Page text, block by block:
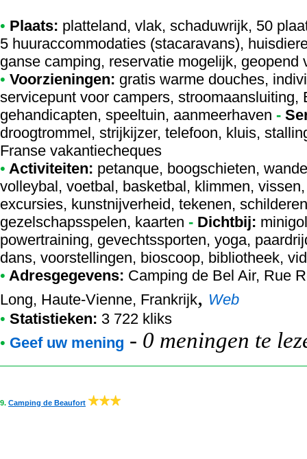
• Plaats: platteland, vlak, schaduwrijk, 50
5 huuraccommodaties (stacaravans),
ganse camping, reservatie mogelijk, geopend
• Voorzieningen: gratis warme douches,
servicepunt voor campers,
gehandicapten, speeltuin, aanmeerhaven -
droogtrommel, strijkijzer, telefoon, kluis,
Franse vakantiecheques
• Activiteiten: petanque, boogschieten,
volleybal, voetbal, basketbal, klimmen,
excursies, kunstnijverheid, tekenen,
gezelschapsspelen, kaarten - Dichtbij:
powertraining, gevechtssporten, yoga,
dans, voorstellingen, bioscoop, bibliotheek,
• Adresgegevens: Camping de Bel Air, Rue
Long, Haute-Vienne, Frankrijk, Web
• Statistieken: 3 722 kliks
• Geef uw mening - 0 meningen te
9. Camping de Beaufort